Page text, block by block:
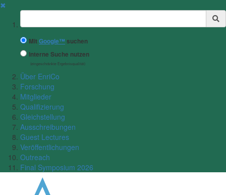
✖
Suchbegriff
MitGoogle™ suchen
Interne Suche nutzen
(eingeschränkte Ergebnisqualität)
Über EnriCo
Forschung
Mitglieder
Qualifizierung
Gleichstellung
Ausschreibungen
Guest Lectures
Veröffentlichungen
Outreach
Final Symposium 2026